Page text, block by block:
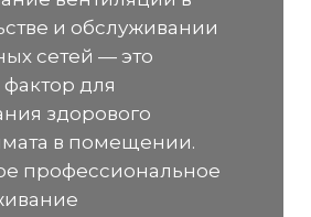
и обслуживании
сетей — это
для
здорового
в помещении.
профессиональное